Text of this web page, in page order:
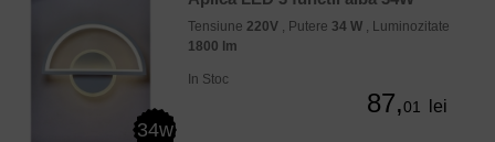
34w
Tensiune 220V , Putere 34 W , Luminozitate
1800 lm
In Stoc
87,01 lei